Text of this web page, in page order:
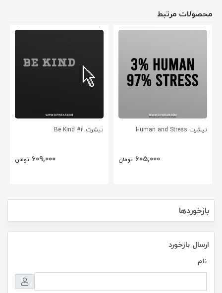
محصولات مرتبط
تیشرت Human and Stress
605,000 تومان
تیشرت Be Kind #2
609,000 تومان
بازخوردها
ارسال بازخورد
نام